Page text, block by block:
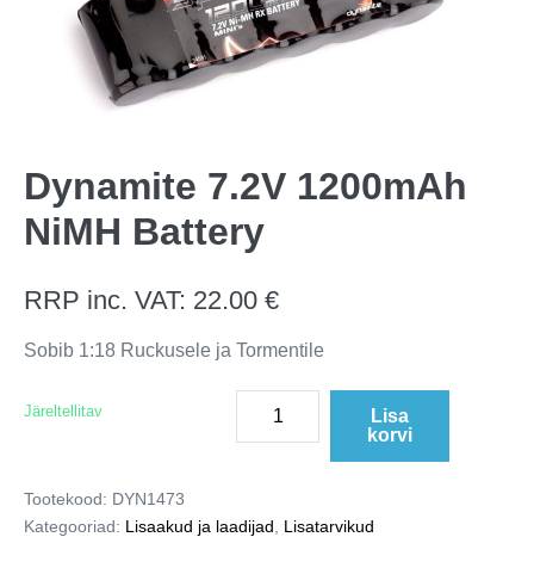
Dynamite 7.2V 1200mAh
NiMH Battery
RRP inc. VAT: 22.00 €
Sobib 1:18 Ruckusele ja Tormentile
Järeltellitav
Lisa
korvi
Tootekood: DYN1473
Kategooriad: Lisaakud ja laadijad Lisatarvikud